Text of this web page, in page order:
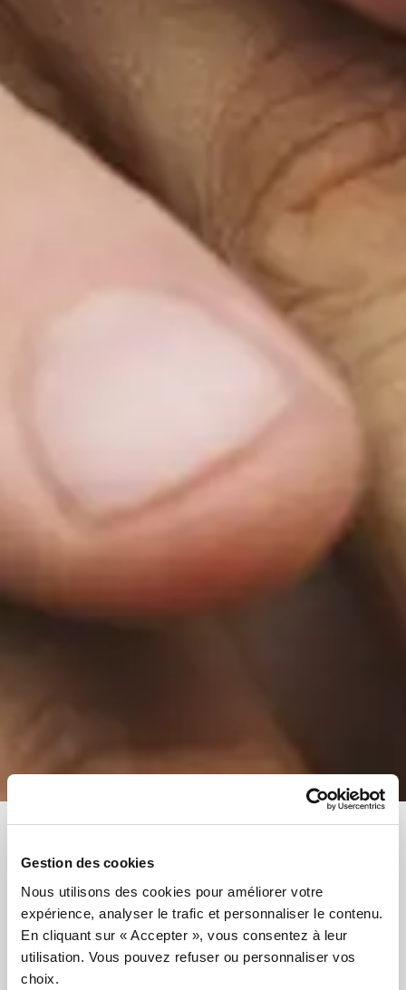
Gestion des cookies
Nous utilisons des cookies pour améliorer votre
expérience, analyser le trafic et personnaliser le contenu.
En cliquant sur « Accepter », vous consentez à leur
utilisation. Vous pouvez refuser ou personnaliser vos
choix.
Accueil»Actualités»Page 2
Catégories
Toutes les catégories Événements et Activités
Collaborations et Partenariats Éducation et Formation